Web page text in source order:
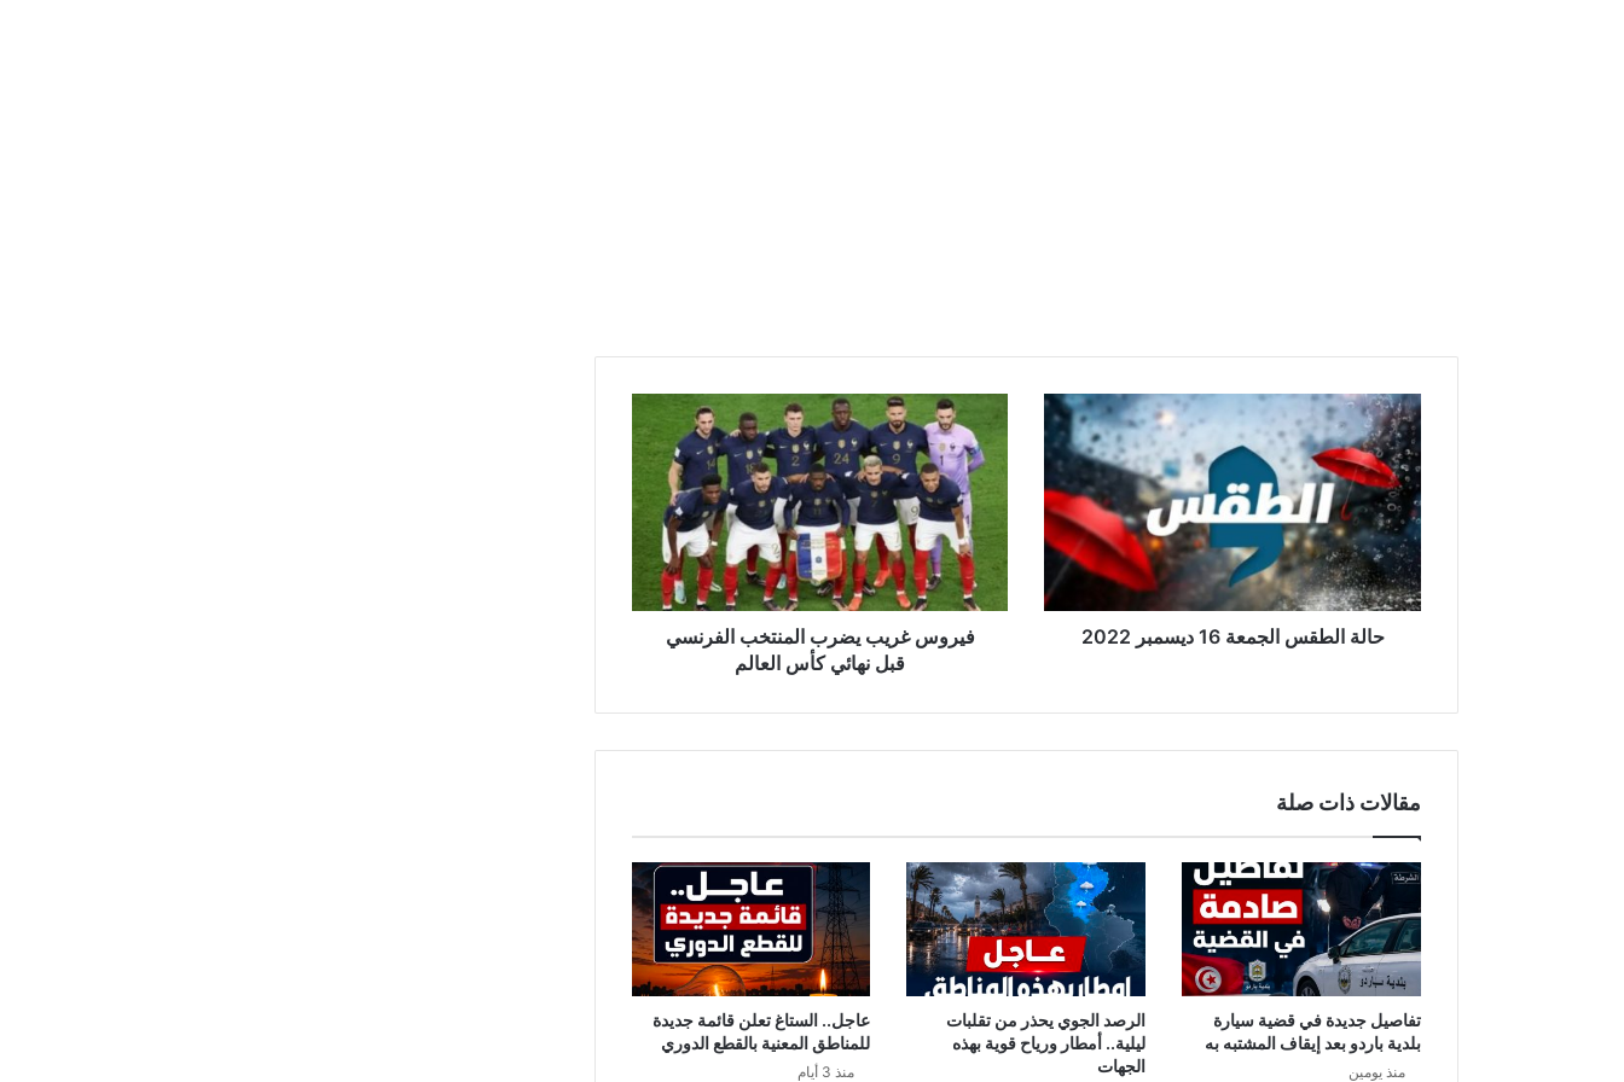
حالة
الطقس
الجمعة
16
ديسمبر
2022
حالة الطقس الجمعة 16 ديسمبر 2022
غريب
يضرب
المنتخب
الفرنسي
قبل
نهائي
كأس
العالم
فيروس غريب يضرب المنتخب الفرنسي
قبل نهائي كأس العالم
مقالات ذات صلة
تفاصيل جديدة في قضية سيارة
بلدية باردو بعد إيقاف المشتبه به
منذ يومين
الرصد الجوي يحذر من تقلبات
ليلية.. أمطار ورياح قوية بهذه
الجهات
عاجل.. الستاغ تعلن قائمة جديدة
للمناطق المعنية بالقطع الدوري
منذ 3 أيام